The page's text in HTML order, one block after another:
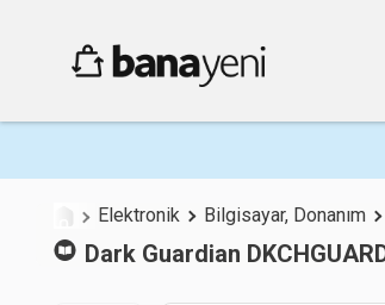
Elektronik Bilgisayar, Donanım
Dark Guardian